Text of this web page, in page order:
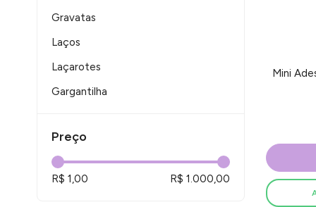
Gravatas
Laços
Laçarotes
Gargantilha
OUTLET
Festa Junina
Preço
R$ 1,00 R$ 1.000,00
Mini